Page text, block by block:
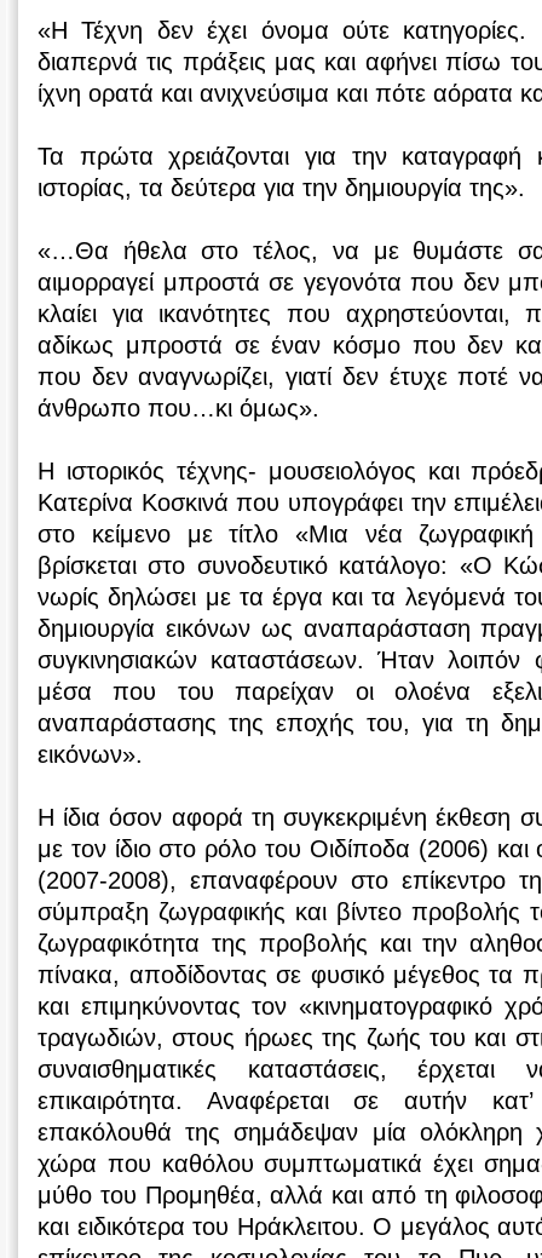
«Η Τέχνη δεν έχει όνομα ούτε
διαπερνά τις πράξεις μας και αφήνει πίσω
ίχνη ορατά και ανιχνεύσιμα και πότε αόρατα
Τα πρώτα χρειάζονται για την
ιστορίας, τα δεύτερα για την δημιουργία της».
«…Θα ήθελα στο τέλος, να με θυμάστε
αιμορραγεί μπροστά σε γεγονότα που δεν
κλαίει για ικανότητες που
αδίκως μπροστά σε έναν κόσμο που δεν
που δεν αναγνωρίζει, γιατί δεν έτυχε ποτέ
άνθρωπο που…κι όμως».
Η ιστορικός τέχνης- μουσειολόγος και
Κατερίνα Κοσκινά που υπογράφει την
στο κείμενο με τίτλο «Μια νέα
βρίσκεται στο συνοδευτικό κατάλογο: «Ο
νωρίς δηλώσει με τα έργα και τα λεγόμενά
δημιουργία εικόνων ως αναπαράσταση
συγκινησιακών καταστάσεων. Ήταν λοιπόν
μέσα που του παρείχαν οι ολοένα
αναπαράστασης της εποχής του, για τη
εικόνων».
Η ίδια όσον αφορά τη συγκεκριμένη έκθεση
με τον ίδιο στο ρόλο του Οιδίποδα (2006)
(2007-2008), επαναφέρουν στο επίκεντρο
σύμπραξη ζωγραφικής και βίντεο προβολής
ζωγραφικότητα της προβολής και την
πίνακα, αποδίδοντας σε φυσικό μέγεθος τα
και επιμηκύνοντας τον «κινηματογραφικό
τραγωδιών, στους ήρωες της ζωής του και
συναισθηματικές καταστάσεις,
επικαιρότητα. Αναφέρεται σε αυτήν
επακόλουθά της σημάδεψαν μία
χώρα που καθόλου συμπτωματικά έχει
μύθο του Προμηθέα, αλλά και από τη
και ειδικότερα του Ηράκλειτου. Ο μεγάλος